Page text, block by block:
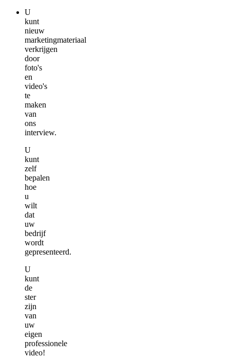
U
kunt
nieuw
marketingmateriaal
verkrijgen
door
foto's
en
video's
te
maken
van
ons
interview.
U
kunt
zelf
bepalen
hoe
u
wilt
dat
uw
bedrijf
wordt
gepresenteerd.
U
kunt
de
ster
zijn
van
uw
eigen
professionele
video!